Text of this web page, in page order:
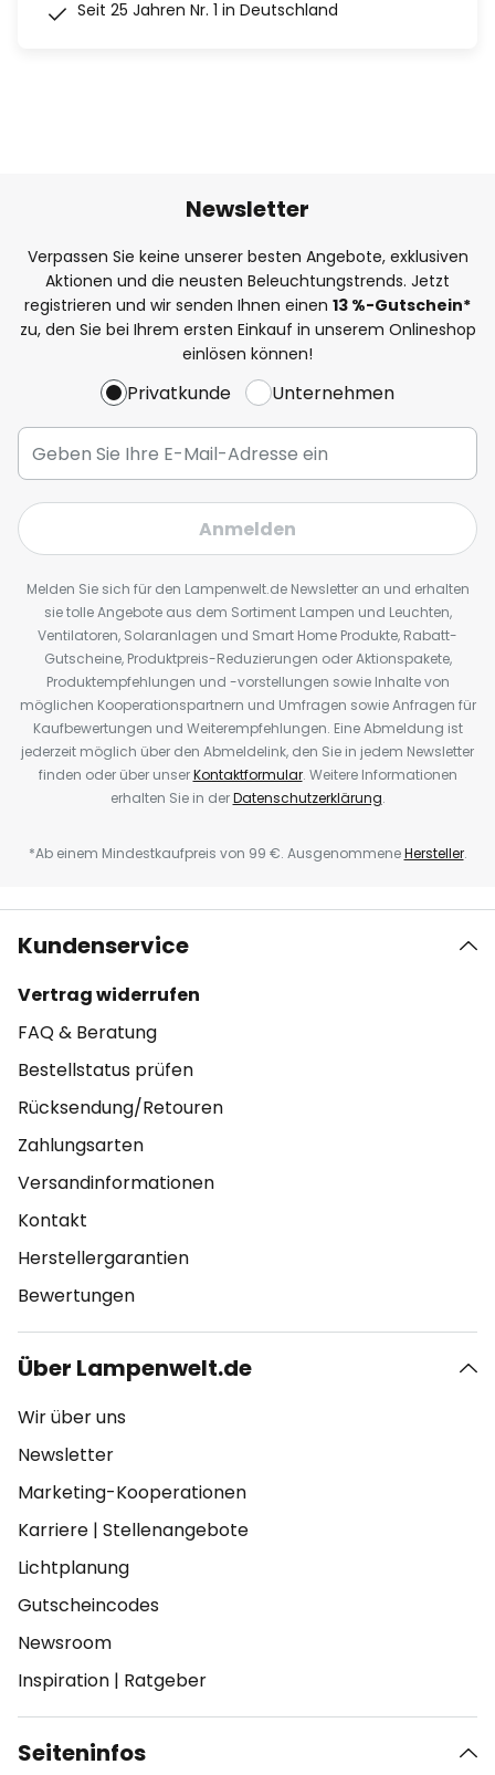
Seit 25 Jahren Nr. 1 in Deutschland
Newsletter
Verpassen Sie keine unserer besten Angebote, exklusiven
Aktionen und die neusten Beleuchtungstrends. Jetzt
registrieren und wir senden Ihnen einen 13 %-Gutschein*
zu, den Sie bei Ihrem ersten Einkauf in unserem Onlineshop
einlösen können!
Privatkunde Unternehmen
Anmelden
Melden Sie sich für den Lampenwelt.de Newsletter an und erhalten
sie tolle Angebote aus dem Sortiment Lampen und Leuchten,
Ventilatoren, Solaranlagen und Smart Home Produkte, Rabatt-
Gutscheine, Produktpreis-Reduzierungen oder Aktionspakete,
Produktempfehlungen und -vorstellungen sowie Inhalte von
möglichen Kooperationspartnern und Umfragen sowie Anfragen für
Kaufbewertungen und Weiterempfehlungen. Eine Abmeldung ist
jederzeit möglich über den Abmeldelink, den Sie in jedem Newsletter
finden oder über unserKontaktformular. Weitere Informationen
erhalten Sie in derDatenschutzerklärung.
*Ab einem Mindestkaufpreis von 99 €. AusgenommeneHersteller.
Kundenservice
Vertrag widerrufen
FAQ & Beratung
Bestellstatus prüfen
Rücksendung/Retouren
Zahlungsarten
Versandinformationen
Kontakt
Herstellergarantien
Bewertungen
Über Lampenwelt.de
Wir über uns
Newsletter
Marketing-Kooperationen
Karriere | Stellenangebote
Lichtplanung
Gutscheincodes
Newsroom
Inspiration | Ratgeber
Seiteninfos